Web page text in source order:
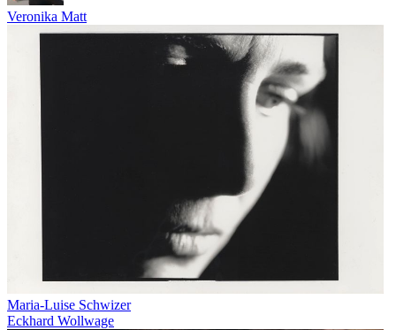
Veronika Matt
Maria-Luise Schwizer
Eckhard Wollwage